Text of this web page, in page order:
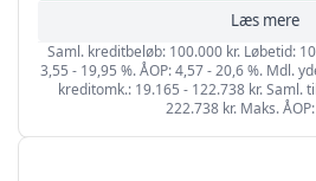
Læs mere
Saml. kreditbeløb: 100.000 kr. Løbetid:
3,55 - 19,95 %. ÅOP: 4,57 - 20,6 %. Mdl.
kreditomk.: 19.165 - 122.738 kr. Saml.
222.738 kr. Maks.